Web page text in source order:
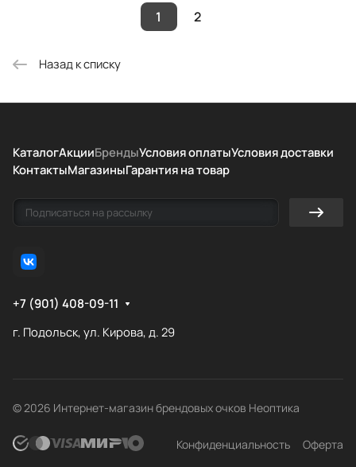
1 2
Назад к списку
КаталогАкцииБрендыУсловия оплатыУсловия доставки
КонтактыМагазиныГарантия на товар
+7 (901) 408-09-11
г. Подольск, ул. Кирова, д. 29
© 2026 Интернет-магазин брендовых очков Неоптика
Конфиденциальность Оферта